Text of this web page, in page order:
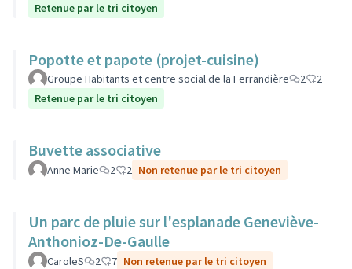
Retenue par le tri citoyen
Popotte et papote (projet-cuisine)
Groupe Habitants et centre social de la Ferrandière 2
2
Retenue par le tri citoyen
Buvette associative
Anne Marie 2 2 Non retenue par le tri citoyen
Un parc de pluie sur l'esplanade Geneviève-
Anthonioz-De-Gaulle
CaroleS 2 7 Non retenue par le tri citoyen